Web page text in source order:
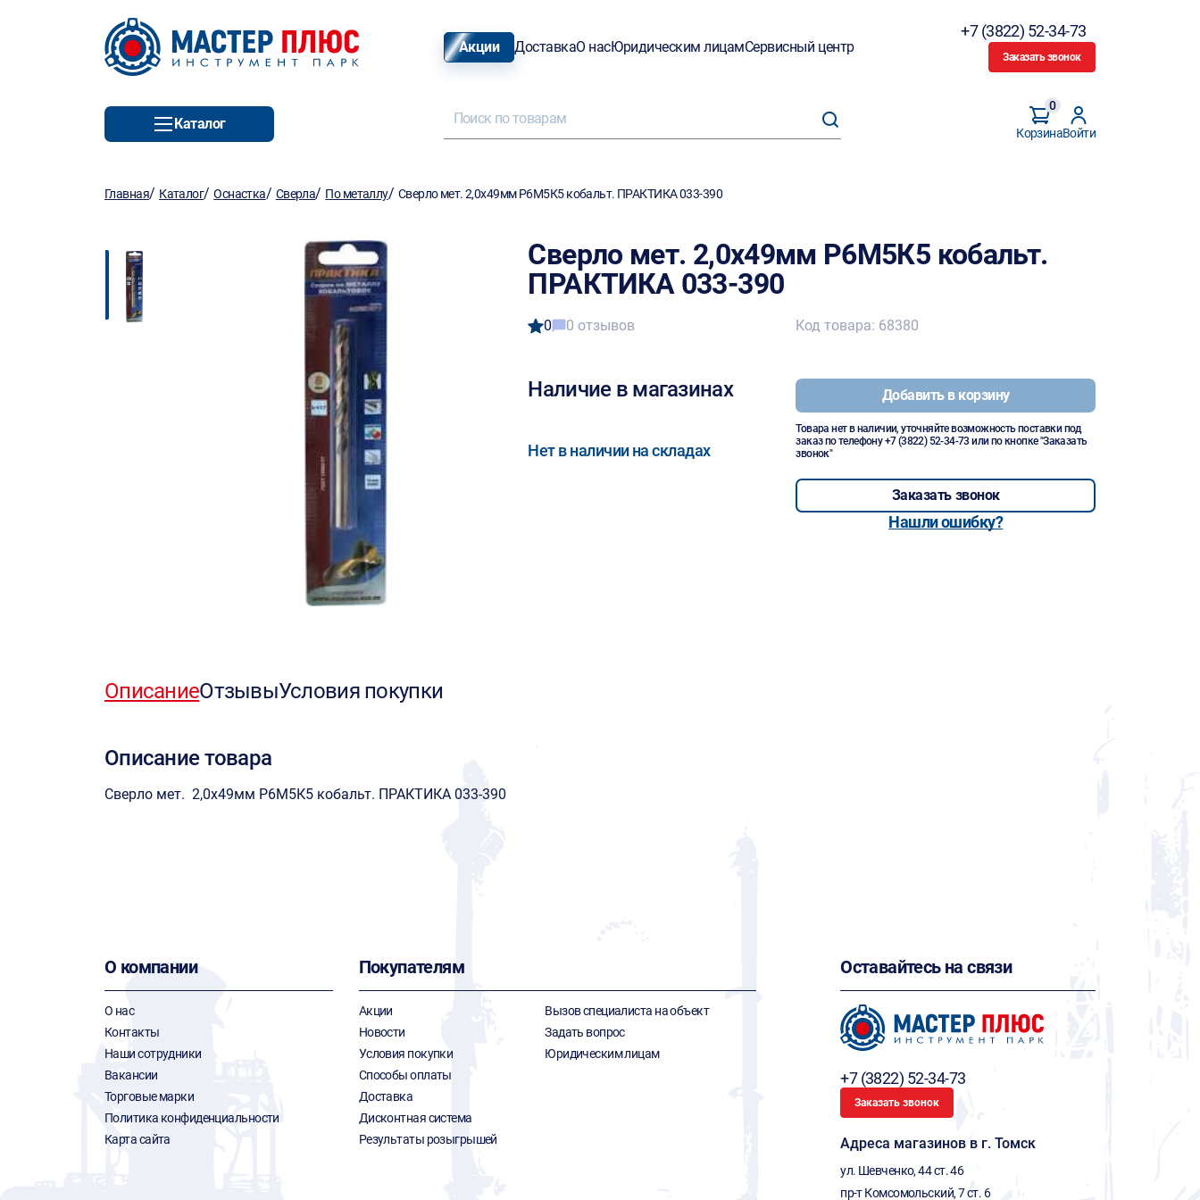
Акции ДоставкаО насЮридическим лицамСервисный центр
+7 (3822) 52-34-73
Заказать звонок
Каталог
Корзина
0
Войти
Главная/ Каталог/Оснастка/ Сверла/ По металлу/ Сверло мет. 2,0х49мм Р6М5К5 кобальт. ПРАКТИКА 033-390
Сверло мет. 2,0х49мм Р6М5К5 кобальт.
ПРАКТИКА 033-390
0 0 отзывов
Наличие в магазинах
Нет в наличии на складах
Код товара: 68380
Добавить в корзину
Товара нет в наличии, уточняйте возможность поставки под
заказ по телефону+7 (3822) 52-34-73 или по кнопке "Заказать
звонок"
Заказать звонок
Нашли ошибку?
ОписаниеОтзывыУсловия покупки
Описание товара
Сверло мет. 2,0х49мм Р6М5К5 кобальт. ПРАКТИКА 033-390
О компании
О нас
Контакты
Наши сотрудники
Вакансии
Торговые марки
Политика конфиденциальности
Карта сайта
Покупателям
Акции
Новости
Условия покупки
Способы оплаты
Доставка
Дисконтная система
Результаты розыгрышей
Вызов специалиста на объект
Задать вопрос
Юридическим лицам
Оставайтесь на связи
+7 (3822) 52-34-73
Заказать звонок
Адреса магазинов в г. Томск
ул. Шевченко, 44 ст. 46
пр-т Комсомольский, 7 ст. 6